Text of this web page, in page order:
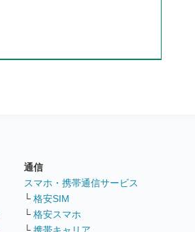
通信
スマホ・携帯通信サービス
└ 格安SIM
└ 格安スマホ